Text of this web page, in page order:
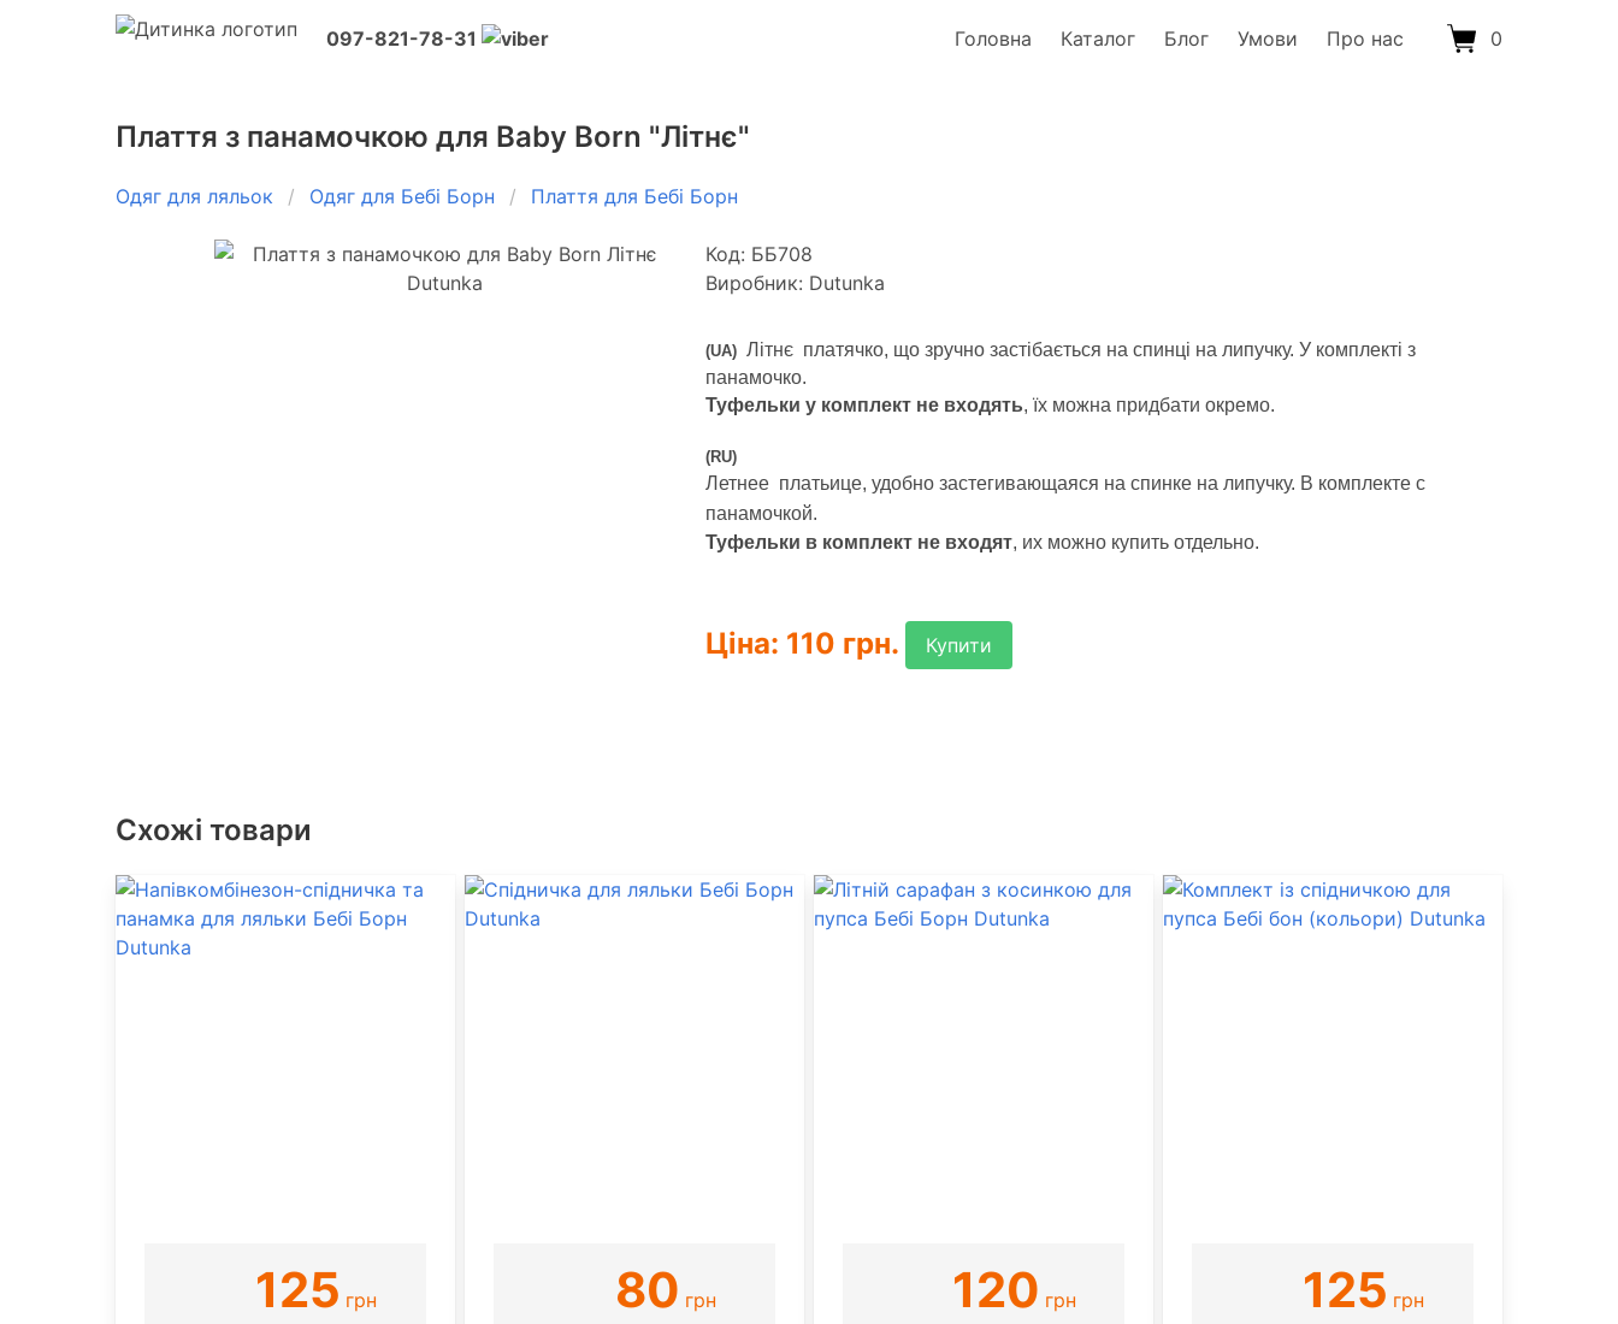
097-821-78-31 Головна Каталог Блог Умови Про нас 0
Плаття з панамочкою для Baby Born "Літнє"
Одяг для ляльок Одяг для Бебі Борн Плаття для Бебі Борн
Код: ББ708
Виробник: Dutunka
(UA) Літнє платячко, що зручно застібається на спинці на липучку. У комплекті з
панамочко.
Туфельки у комплект не входять, їх можна придбати окремо.
(RU)
Летнее платьице, удобно застегивающаяся на спинке на липучку. В комплекте с
панамочкой.
Туфельки в комплект не входят, их можно купить отдельно.
Ціна: 110 грн. Купити
Схожі товари
125 грн 80 грн 120 грн 125 грн